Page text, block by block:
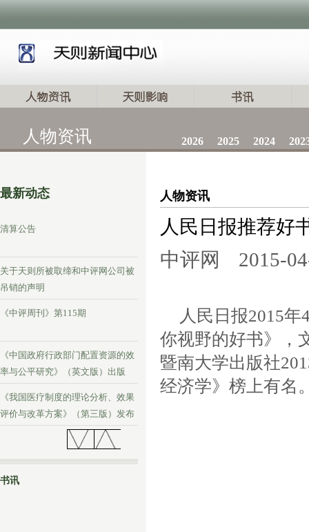
人物资讯 2026 2025 2024
最新动态
清算公告
关于天则所被取缔和中评网公司被
吊销的声明
《中评周刊》第115期
《中国政府行政部门配置资源的效
率与公平研究》（英文版）出版
《我国医疗制度的理论分析、效果
评价与改革方案》（第三版）发布
《中评周刊》第114期
书讯
人物资讯
人民日报推荐好
中评网 2015-
人民日报2015
你视野的好书》，
暨南大学出版社
经济学》榜上有名